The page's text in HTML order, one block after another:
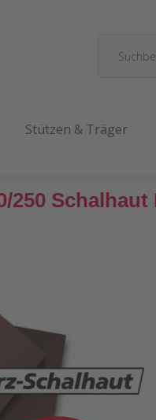
Stützen & Träger
250